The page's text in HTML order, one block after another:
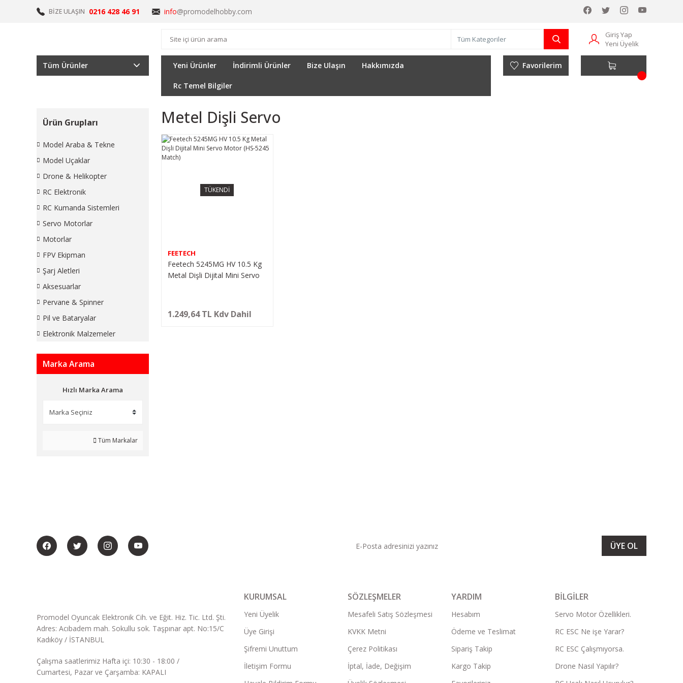
BİZE ULAŞIN 0216 428 46 91 info@promodelhobby.com
Giriş Yap
Yeni Üyelik
Tüm Ürünler Yeni Ürünler İndirimli Ürünler Bize Ulaşın Hakkımızda
Rc Temel Bilgiler
Favorilerim
Ürün Grupları
Model Araba & Tekne
Model Uçaklar
Drone & Helikopter
RC Elektronik
RC Kumanda Sistemleri
Servo Motorlar
Motorlar
FPV Ekipman
Şarj Aletleri
Aksesuarlar
Pervane & Spinner
Pil ve Bataryalar
Elektronik Malzemeler
Marka Arama
Hızlı Marka Arama
Tüm Markalar
Metel Dişli Servo
TÜKENDİ
FEETECH
Feetech 5245MG HV 10.5 Kg
Metal Dişli Dijital Mini Servo
1.249,64 TL Kdv Dahil
ÜYE OL
Promodel Oyuncak Elektronik Cih. ve Eğit. Hiz. Tic. Ltd. Şti.
Adres: Acıbadem mah. Sokullu sok. Taşpınar apt. No:15/C
Kadıköy / İSTANBUL
Çalışma saatlerimiz Hafta içi: 10:30 - 18:00 /
Cumartesi, Pazar ve Çarşamba: KAPALI
KURUMSAL
Yeni Üyelik
Üye Girişi
Şifremi Unuttum
İletişim Formu
SÖZLEŞMELER
Mesafeli Satış Sözleşmesi
KVKK Metni
Çerez Politikası
İptal, İade, Değişim
YARDIM
Hesabım
Ödeme ve Teslimat
Sipariş Takip
Kargo Takip
BİLGİLER
Servo Motor Özellikleri.
RC ESC Ne işe Yarar?
RC ESC Çalışmıyorsa.
Drone Nasıl Yapılır?